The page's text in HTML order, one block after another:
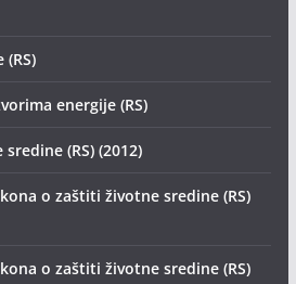
energije (RS)
(RS) (2012)
o zaštiti životne sredine (RS)
o zaštiti životne sredine (RS)